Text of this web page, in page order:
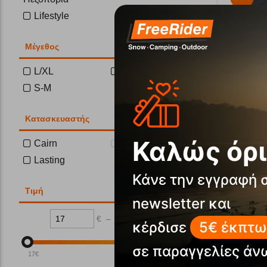
Lifestyle
Μέγεθος
L/XL
S-M
Κατασκευαστής
Cairn
Columbia
Lasting
Τιμή
€ –
17€ 31€
Μάσκα
Άμεσα
Καλώς
Κάνε την εγγραφή
newsletter και
κέρδισε
5€
σε παραγγελίες